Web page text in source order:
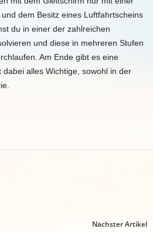
dem Besitz eines Luftfahrtscheins
du in einer der zahlreichen
und diese in mehreren Stufen
Am Ende gibt es eine
alles Wichtige, sowohl in der
Nächster Artikel